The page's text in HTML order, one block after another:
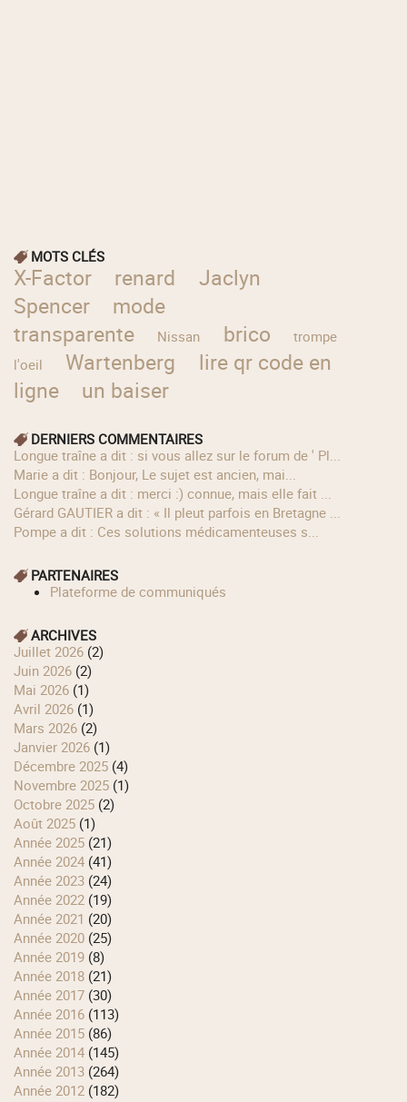
MOTS CLÉS
X-Factor renard
Jaclyn
Spencer
mode
transparente
Nissan brico
trompe
l'oeil
Wartenberg
lire qr code en
ligne
un baiser
DERNIERS COMMENTAIRES
longue traîne a dit : si vous allez sur le forum de ' Pl...
Marie a dit : Bonjour, Le sujet est ancien, mai...
longue traîne a dit : merci :) connue, mais elle fait ...
Gérard GAUTIER a dit : « Il pleut parfois en Bretagne ...
Pompe a dit : Ces solutions médicamenteuses s...
PARTENAIRES
Plateforme de communiqués
ARCHIVES
juillet 2026 (2)
juin 2026 (2)
mai 2026 (1)
avril 2026 (1)
mars 2026 (2)
janvier 2026 (1)
décembre 2025 (4)
novembre 2025 (1)
octobre 2025 (2)
août 2025 (1)
année 2025 (21)
année 2024 (41)
année 2023 (24)
année 2022 (19)
année 2021 (20)
année 2020 (25)
année 2019 (8)
année 2018 (21)
année 2017 (30)
année 2016 (113)
année 2015 (86)
année 2014 (145)
année 2013 (264)
année 2012 (182)